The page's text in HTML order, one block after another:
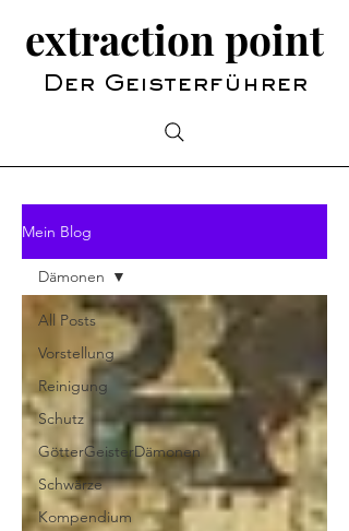
extraction point
Der Geisterführer
Mein Blog
All Posts
Vorstellung
Reinigung
Schutz
GötterGeisterDämonen
Schwärze
Kompendium
Dämonen